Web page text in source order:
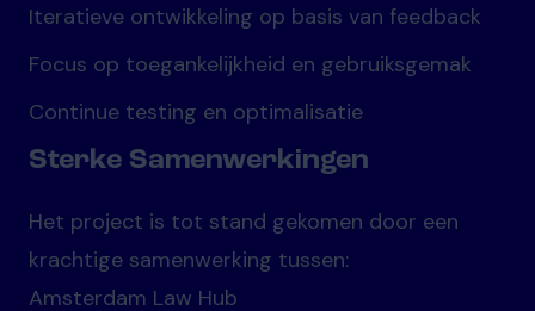
Iteratieve ontwikkeling op basis van feedback
Focus op toegankelijkheid en gebruiksgemak
Continue testing en optimalisatie
Sterke Samenwerkingen
Het project is tot stand gekomen door een
krachtige samenwerking tussen:
Amsterdam Law Hub